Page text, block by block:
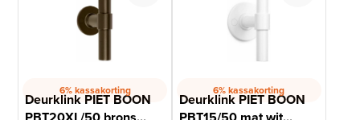
6% kassakorting
Deurklink PIET BOON
6% kassakorting
Deurklink PIET BOON